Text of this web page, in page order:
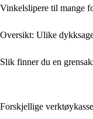
Vinkelslipere til mange
Oversikt: Ulike
Slik finner du en
Forskjellige